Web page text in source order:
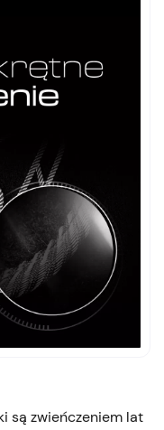
są zwieńczeniem lat